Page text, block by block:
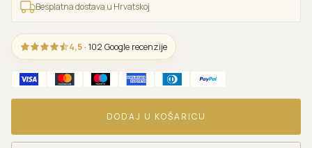
Besplatna dostava u Hrvatskoj
4,5 · 102 Google recenzije
DODAJ U KOŠARICU